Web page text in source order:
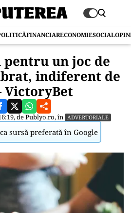
FINANCIARECONOMIESOCIAL
un joc de
indiferent de
VictoryBet
dePublyo.ro, în ADVERTORIALE
sursă preferată în Google